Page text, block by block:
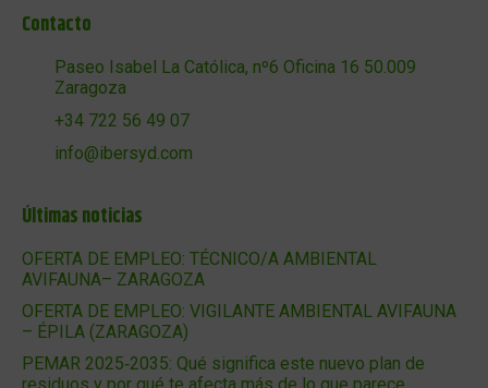
Contacto
Paseo Isabel La Católica, nº6 Oficina 16 50.009
Zaragoza
+34 722 56 49 07
info@ibersyd.com
Últimas noticias
OFERTA DE EMPLEO: TÉCNICO/A AMBIENTAL
AVIFAUNA– ZARAGOZA
OFERTA DE EMPLEO: VIGILANTE AMBIENTAL AVIFAUNA
– ÉPILA (ZARAGOZA)
PEMAR 2025‑2035: Qué significa este nuevo plan de